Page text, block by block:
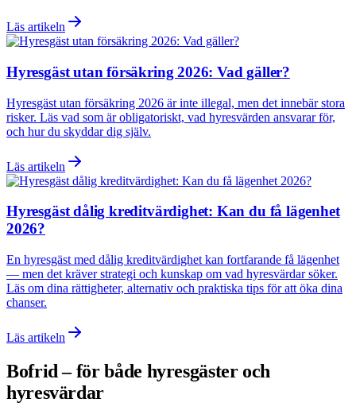
Läs artikeln
Hyresgäst utan försäkring 2026: Vad gäller?
Hyresgäst utan försäkring 2026 är inte illegal, men det innebär stora
risker. Läs vad som är obligatoriskt, vad hyresvärden ansvarar för,
och hur du skyddar dig själv.
Läs artikeln
Hyresgäst dålig kreditvärdighet: Kan du få lägenhet
2026?
En hyresgäst med dålig kreditvärdighet kan fortfarande få lägenhet
— men det kräver strategi och kunskap om vad hyresvärdar söker.
Läs om dina rättigheter, alternativ och praktiska tips för att öka dina
chanser.
Läs artikeln
Bofrid – för både hyresgäster och
hyresvärdar